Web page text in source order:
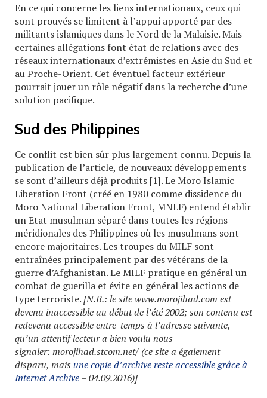
En ce qui concerne les liens internationaux, ceux qui
sont prouvés se limitent à l’appui apporté par des
militants islamiques dans le Nord de la Malaisie. Mais
certaines allégations font état de relations avec des
réseaux internationaux d’extrémistes en Asie du Sud et
au Proche-Orient. Cet éventuel facteur extérieur
pourrait jouer un rôle négatif dans la recherche d’une
solution pacifique.
Sud des Philippines
Ce conflit est bien sûr plus largement connu. Depuis la
publication de l’article, de nouveaux développements
se sont d’ailleurs déjà produits [1]. Le Moro Islamic
Liberation Front (créé en 1980 comme dissidence du
Moro National Liberation Front, MNLF) entend établir
un Etat musulman séparé dans toutes les régions
méridionales des Philippines où les musulmans sont
encore majoritaires. Les troupes du MILF sont
entraînées principalement par des vétérans de la
guerre d’Afghanistan. Le MILF pratique en général un
combat de guerilla et évite en général les actions de
type terroriste.[N.B.: le site www.morojihad.com est
devenu inaccessible au début de l’été 2002; son contenu est
redevenu accessible entre-temps à l’adresse suivante,
qu’un attentif lecteur a bien voulu nous
signaler: morojihad.stcom.net/ (ce site a également
disparu, mais une copie d’archive reste accessible grâce à
Internet Archive– 04.09.2016)]